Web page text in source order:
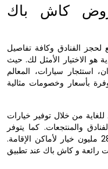
كاش باك
الفنادق وكافة تفاصيل
هو الاختيار الأمثل لك. حيث
استئجار سيارات، المعالم
بأسعار وخصومات مثالية
من خلال توفير خيارات
والمنتجعات. كما يتوفر
الموقع بأكثر من 43 لغة وتقدم أكثر من 28 مليون خيار لأماكن الإقامة.
و كاش باك عند تطبيق